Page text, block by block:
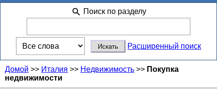
Поиск по разделу
Расширенный поиск
Домой >> Италия >> Недвижимость >> Покупка
недвижимости